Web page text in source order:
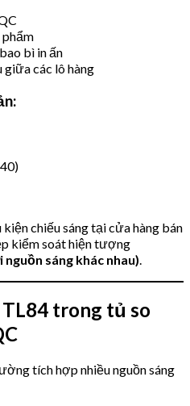
phẩm
bì in ấn
giữa các lô hàng
chiếu sáng tại cửa hàng bán
kiểm soát hiện tượng
sáng khác nhau)
trong tủ so
tích hợp nhiều nguồn sáng